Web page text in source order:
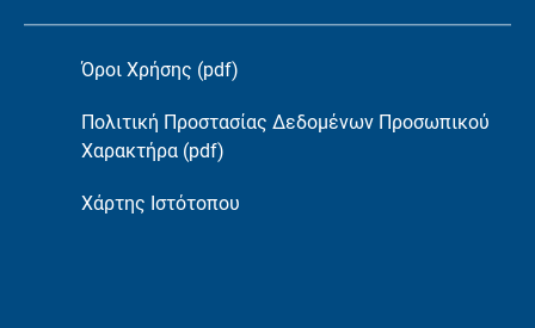
Όροι Χρήσης (pdf)
Πολιτική Προστασίας Δεδομένων Προσωπικού
Χαρακτήρα (pdf)
Χάρτης Ιστότοπου